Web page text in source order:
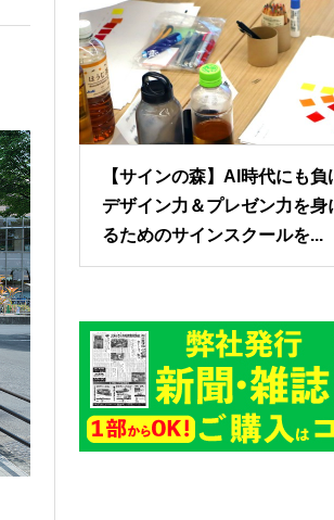
【サインの森】AI時代にも負
デザイン力＆プレゼン力を身
るためのサインスクールを...